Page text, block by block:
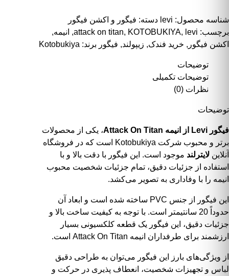
شناسه محصول: levi دسته: فیگور و اکشن فیگور
برچسب:
attack on titan, KOTOBUKIYA, levi
, انیمه,
اکشن فیگور , خرید فندک, زیپولند, فیگور برند: Kotobukiya
توضیحات
توضیحات تکمیلی
نظرات (0)
توضیحات
فیگور Levi از انیمه Attack On Titan
، یکی از محصولات
برتر و محبوب شرکت Kotobukiya است که در فروشگاه
آنلاین لایترلند موجود است. این فیگور با دقت بالا و با
استفاده از جزئیات دقیق، تمام جزئیات شخصیت محبوب
انیمه را با وفاداری به تصویر می‌کشد.
این فیگور از جنس PVC ساخته شده است و ابعاد آن
حدوداً 20 سانتیمتر است. با توجه به کیفیت ساخت بالا و
جزئیات دقیق، این فیگور یک قطعه کلکسیونی بسیار
ارزشمند برای طرفداران انیمه Attack On Titan است.
از ویژگی‌های بارز این فیگور می‌توان به طراحی دقیق
لباس و تجهیزات شخصیت، انعطاف پذیری در حرکت و